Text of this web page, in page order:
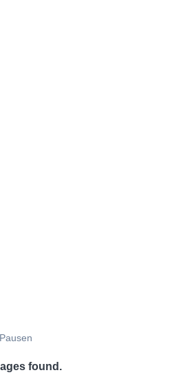
Pausen
found.